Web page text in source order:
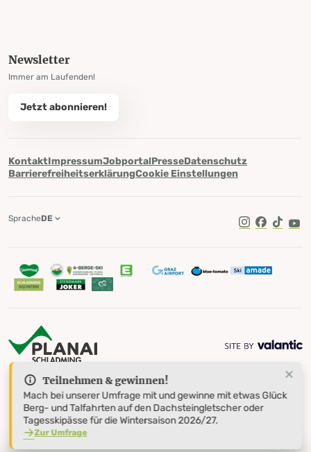
Teilnehmen & gewinnen!
Mach bei unserer Umfrage mit und gewinne mit etwas Glück
Berg- und Talfahrten auf den Dachsteingletscher oder
Tagesskipässe für die Wintersaison 2026/27.
Zur Umfrage
Newsletter
Immer am Laufenden!
Jetzt abonnieren!
KontaktImpressumJobportalPresseDatenschutz
BarrierefreiheitserklärungCookie Einstellungen
TikTok
SpracheDE